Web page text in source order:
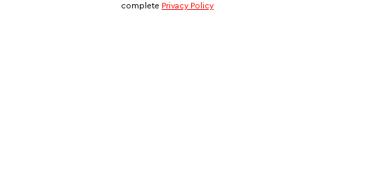
complete Privacy Policy